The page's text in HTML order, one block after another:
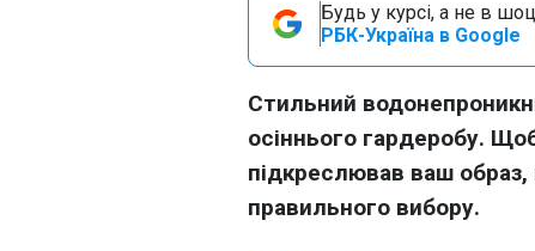
Будь у курсі, а не в
РБК-Україна в Google
Стильний
осіннього гардеробу.
підкреслював ваш
правильного вибору.